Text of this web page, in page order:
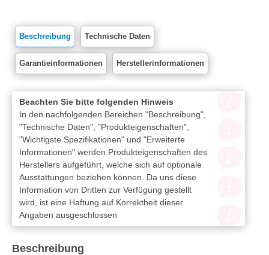
Beschreibung Technische Daten
Garantieinformationen Herstellerinformationen
Beachten Sie bitte folgenden Hinweis
In den nachfolgenden Bereichen "Beschreibung",
"Technische Daten", "Produkteigenschaften",
"Wichtigste Spezifikationen" und "Erweiterte
Informationen" werden Produkteigenschaften des
Herstellers aufgeführt, welche sich auf optionale
Ausstattungen beziehen können. Da uns diese
Information von Dritten zur Verfügung gestellt
wird, ist eine Haftung auf Korrektheit dieser
Angaben ausgeschlossen
Beschreibung